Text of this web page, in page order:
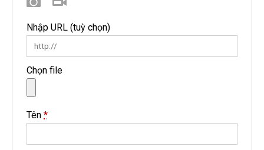
Hình ảnh
Nhập URL (tuỳ chọn)
Chọn file
Tên *